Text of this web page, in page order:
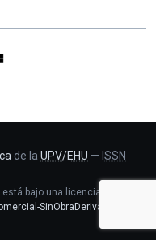
de la UPV/EHU — ISSN
está bajo una licencia
SinObraDerivada 4.0